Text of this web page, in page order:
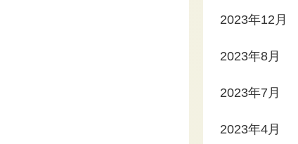
2023年12月
2023年8月
2023年7月
2023年4月